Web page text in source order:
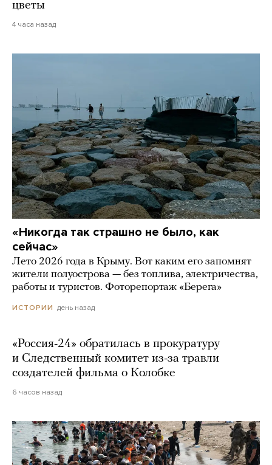
цветы
4 часа назад
«Никогда так страшно не было, как
сейчас»
Лето 2026 года в Крыму. Вот каким его запомнят
жители полуострова — без топлива, электричества,
работы и туристов. Фоторепортаж «Берега»
ИСТОРИИ день назад
«Россия-24» обратилась в прокуратуру
и Следственный комитет из-за травли
создателей фильма о Колобке
6 часов назад